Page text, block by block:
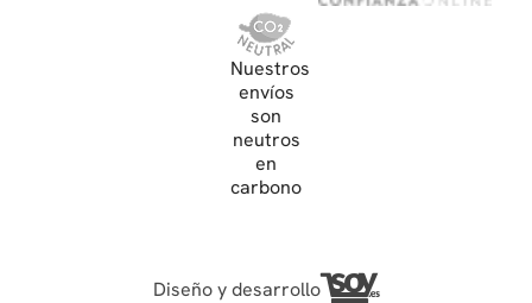
Nuestros
envíos
son
neutros
en
carbono
Diseño y desarrollo